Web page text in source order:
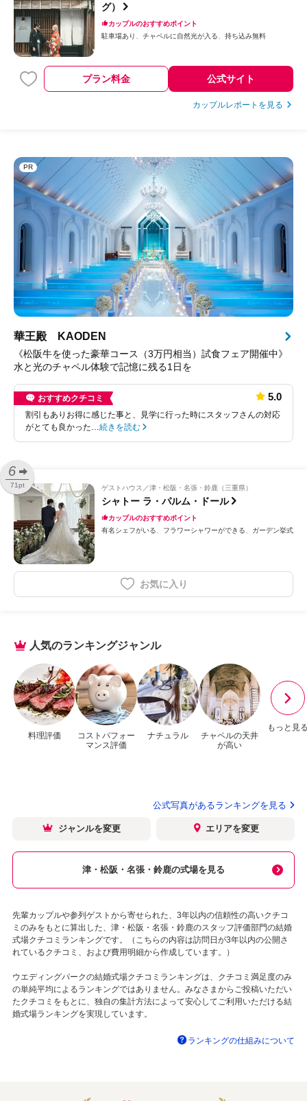
グ）
カップルのおすすめポイント
駐車場あり
チャペルに自然光が入る 持ち込み無料
プラン料金 公式サイト
カップルレポートを見る
PR
華王殿 KAODEN
《松阪牛を使った豪華コース（3万円相当）試食フェア開催中》
水と光のチャペル体験で記憶に残る1日を
おすすめクチコミ 5.0
割引もありお得に感じた事と、見学に行った時にスタッフさんの対応
がとても良かった… 続きを読む
6
71pt ゲストハウス 津・松阪・名張・鈴鹿（三重県）
シャトー ラ・パルム・ドール
カップルのおすすめポイント
有名シェフがいる
フラワーシャワーができる ガーデン挙式
お気に入り
人気のランキングジャンル
料理評価
コストパフォー
マンス評価
ナチュラル
チャペルの天井
が高い
もっと見
公式写真があるランキングを見る
ジャンルを変更 エリアを変更
津・松阪・名張・鈴鹿の式場を見る
先輩カップルや参列ゲストから寄せられた、3年以内の信頼性の高いクチコ
ミのみをもとに算出した、津・松阪・名張・鈴鹿のスタッフ評価部門の結婚
式場クチコミランキングです。（こちらの内容は訪問日が3年以内の公開さ
れているクチコミ、および費用明細から作成しています。）
ウエディングパークの結婚式場クチコミランキングは、クチコミ満足度のみ
の単純平均によるランキングではありません。みなさまからご投稿いただい
たクチコミをもとに、独自の集計方法によって安心してご利用いただける結
婚式場ランキングを実現しています。
ランキングの仕組みについて